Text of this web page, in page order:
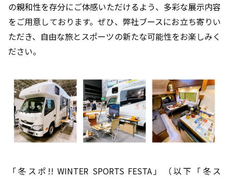
の親和性を存分にご体感いただけるよう、多彩な展示内容
をご用意しております。ぜひ、弊社ブースにお立ち寄りい
ただき、自由な旅とスポーツの新たな可能性をお楽しみく
ださい。
「冬スポ!! WINTER SPORTS FESTA」（以下「冬ス